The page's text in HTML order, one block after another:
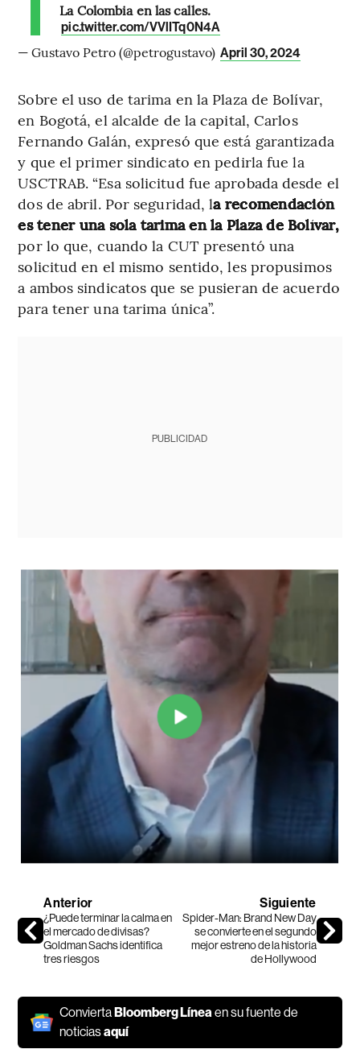
La Colombia en las calles.
pic.twitter.com/VVlITq0N4A
— Gustavo Petro (@petrogustavo) April 30, 2024
Sobre el uso de tarima en la Plaza de Bolívar,
en Bogotá, el alcalde de la capital, Carlos
Fernando Galán, expresó que está garantizada
y que el primer sindicato en pedirla fue la
USCTRAB. “Esa solicitud fue aprobada desde el
dos de abril. Por seguridad, la recomendación
es tener una sola tarima en la Plaza de Bolívar,
por lo que, cuando la CUT presentó una
solicitud en el mismo sentido, les propusimos
a ambos sindicatos que se pusieran de acuerdo
para tener una tarima única”.
PUBLICIDAD
Anterior
¿Puede terminar la calma en
el mercado de divisas?
Goldman Sachs identifica
tres riesgos
Siguiente
Spider-Man: Brand New Day
se convierte en el segundo
mejor estreno de la historia
de Hollywood
ConviertaBloomberg Líneaen su fuente de
noticiasaquí